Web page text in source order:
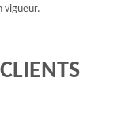
vigueur.